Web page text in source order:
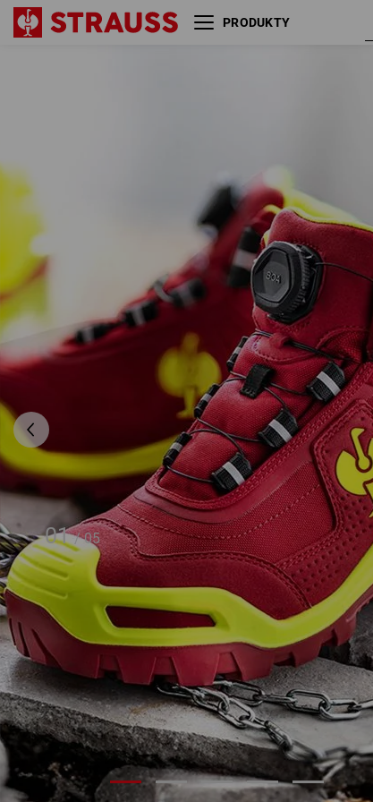
PRODUKTY
01 / 05
e.s. S3 bezpečnostná obuv